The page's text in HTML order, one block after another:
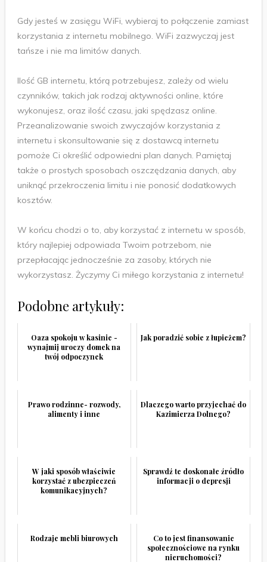
Gdy jesteś w zasięgu WiFi, wybieraj to połączenie zamiast
korzystania z internetu mobilnego. WiFi zazwyczaj jest
tańsze i nie ma limitów danych.
Ilość GB internetu, którą potrzebujesz, zależy od wielu
czynników, takich jak rodzaj aktywności online, które
wykonujesz, oraz ilość czasu, jaki spędzasz online.
Przeanalizowanie swoich zwyczajów korzystania z
internetu i skonsultowanie się z dostawcą internetu
pomoże Ci określić odpowiedni plan danych. Pamiętaj
także o prostych sposobach oszczędzania danych, aby
uniknąć przekroczenia limitu i nie ponosić dodatkowych
kosztów.
W końcu chodzi o to, aby korzystać z internetu w sposób,
który najlepiej odpowiada Twoim potrzebom, nie
przepłacając jednocześnie za zasoby, których nie
wykorzystasz. Życzymy Ci miłego korzystania z internetu!
Podobne artykuły:
Oaza spokoju w kasinie -
wynajmij uroczy domek na
twój odpoczynek
Jak poradzić sobie z łupieżem?
Prawo rodzinne- rozwody,
alimenty i inne
Dlaczego warto przyjechać do
Kazimierza Dolnego?
W jaki sposób właściwie
korzystać z ubezpieczeń
komunikacyjnych?
Sprawdź te doskonałe źródło
informacji o depresji
Rodzaje mebli biurowych
Co to jest finansowanie
społecznościowe na rynku
nieruchomości?